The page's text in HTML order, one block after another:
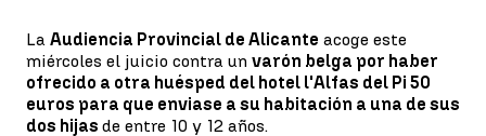
La Audiencia Provincial de Alicante acoge este
miércoles el juicio contra un varón belga por haber
ofrecido a otra huésped del hotel l'Alfas del Pi 50
euros para que enviase a su habitación a una de sus
dos hijas de entre 10 y 12 años.